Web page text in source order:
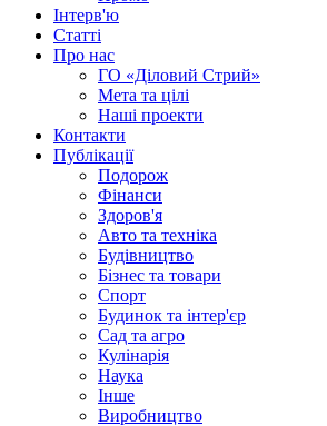
Інтерв'ю
Статті
Про нас
ГО «Діловий Стрий»
Мета та цілі
Наші проекти
Контакти
Публікації
Подорож
Фінанси
Здоров'я
Авто та техніка
Будівництво
Бізнес та товари
Спорт
Будинок та інтер'єр
Сад та агро
Кулінарія
Наука
Інше
Виробництво